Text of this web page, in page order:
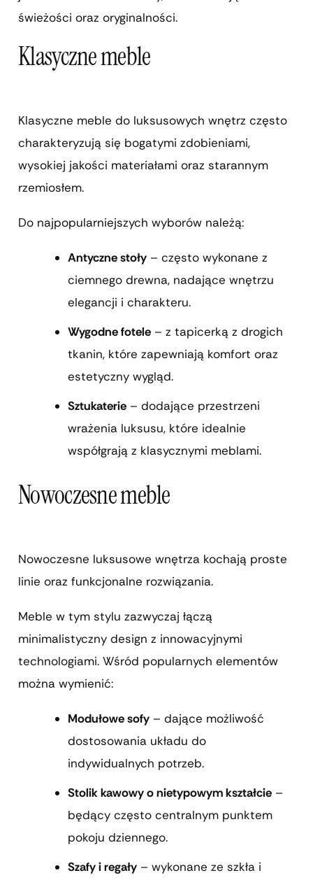
świeżości oraz oryginalności.
Klasyczne meble
Klasyczne meble do luksusowych wnętrz często
charakteryzują się bogatymi zdobieniami,
wysokiej jakości materiałami oraz starannym
rzemiosłem.
Do najpopularniejszych wyborów należą:
Antyczne stoły – często wykonane z
ciemnego drewna, nadające wnętrzu
elegancji i charakteru.
Wygodne fotele – z tapicerką z drogich
tkanin, które zapewniają komfort oraz
estetyczny wygląd.
Sztukaterie – dodające przestrzeni
wrażenia luksusu, które idealnie
współgrają z klasycznymi meblami.
Nowoczesne meble
Nowoczesne luksusowe wnętrza kochają proste
linie oraz funkcjonalne rozwiązania.
Meble w tym stylu zazwyczaj łączą
minimalistyczny design z innowacyjnymi
technologiami. Wśród popularnych elementów
można wymienić:
Modułowe sofy – dające możliwość
dostosowania układu do
indywidualnych potrzeb.
Stolik kawowy o nietypowym kształcie –
będący często centralnym punktem
pokoju dziennego.
Szafy i regały – wykonane ze szkła i